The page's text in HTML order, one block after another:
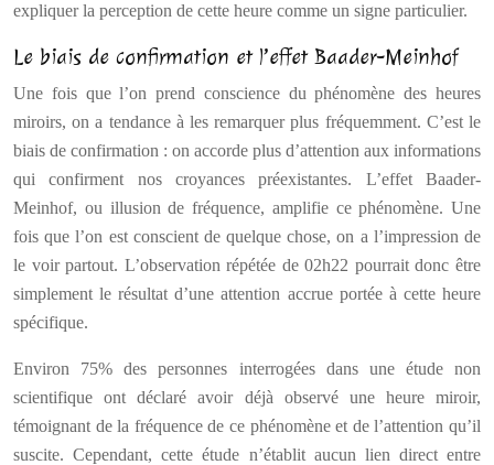
expliquer la perception de cette heure comme un signe particulier.
Le biais de confirmation et l’effet Baader-Meinhof
Une fois que l’on prend conscience du phénomène des heures
miroirs, on a tendance à les remarquer plus fréquemment. C’est le
biais de confirmation : on accorde plus d’attention aux informations
qui confirment nos croyances préexistantes. L’effet Baader-
Meinhof, ou illusion de fréquence, amplifie ce phénomène. Une
fois que l’on est conscient de quelque chose, on a l’impression de
le voir partout. L’observation répétée de 02h22 pourrait donc être
simplement le résultat d’une attention accrue portée à cette heure
spécifique.
Environ 75% des personnes interrogées dans une étude non
scientifique ont déclaré avoir déjà observé une heure miroir,
témoignant de la fréquence de ce phénomène et de l’attention qu’il
suscite. Cependant, cette étude n’établit aucun lien direct entre